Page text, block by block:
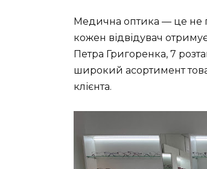
Медична оптика — це не
кожен відвідувач
Петра Григоренка, 7
широкий асортимент
клієнта.